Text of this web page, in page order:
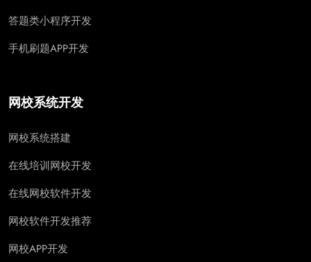
答题类小程序开发
手机刷题APP开发
网校系统开发
网校系统搭建
在线培训网校开发
在线网校软件开发
网校软件开发推荐
网校APP开发